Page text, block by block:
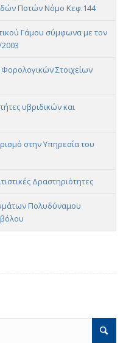
Ποτών Νόμο Κεφ.144
Γάμου σύμφωνα με τον
Στοιχείων
υβριδικών και
στην Υπηρεσία του
Δραστηριότητες
Πολυδύναμου